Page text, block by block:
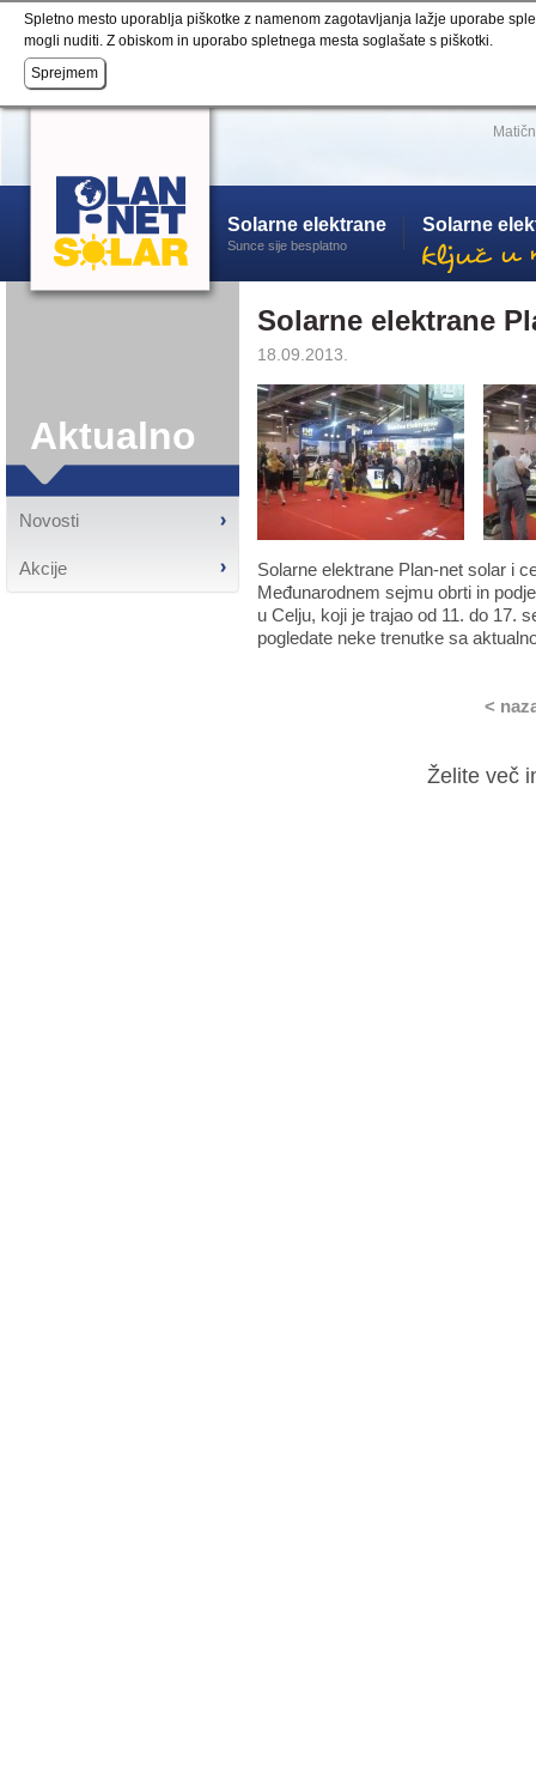
Solarne elektrane
Sunce sije besplatno
Solarne
Aktualno
Novosti
Akcije
Solarne elektrane
18.09.2013.
Solarne elektrane Plan-net solar i
Međunarodnem sejmu obrti in
u Celju, koji je trajao od 11. do 17.
pogledate neke trenutke sa
<
Želite več
Spletno mesto uporablja piškotke z namenom zagotavljanja lažje uporabe
mogli nuditi. Z obiskom in uporabo spletnega mesta soglašate s piškotki.